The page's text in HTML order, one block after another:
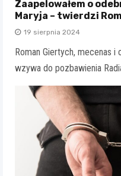
Zaapelowałem o
Maryja – twierdzi
19 sierpnia 2024
Roman Giertych, mecenas i
wzywa do pozbawienia